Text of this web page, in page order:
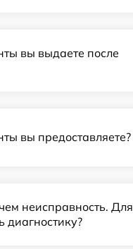
вы выдаете после
вы предоставляете?
неисправность. Для
диагностику?